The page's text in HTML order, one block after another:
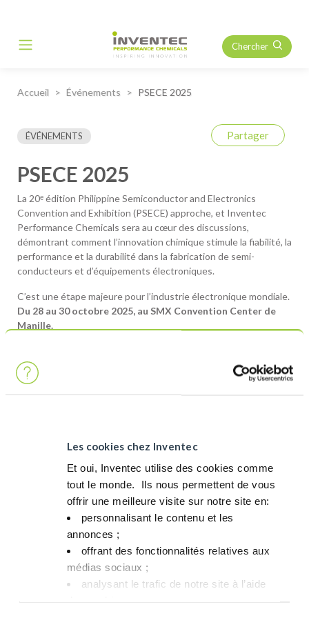
Les cookies chez Inventec
Et oui, Inventec utilise des cookies comme
tout le monde. ​ Ils nous permettent de vous
offrir une meilleure visite sur notre site en:​
personnalisant le contenu et les
annonces ;​
offrant des fonctionnalités relatives aux
médias sociaux ; ​
analysant le trafic de notre site à l’aide
Main Navigation Chercher
Accueil Événements PSECE 2025
ÉVÉNEMENTS Partager
PSECE 2025
La 20ᵉ édition Philippine Semiconductor and Electronics
Convention and Exhibition (PSECE) approche, et Inventec
Performance Chemicals sera au cœur des discussions,
démontrant comment l’innovation chimique stimule la fiabilité, la
performance et la durabilité dans la fabrication de semi-
conducteurs et d’équipements électroniques.
C’est une étape majeure pour l’industrie électronique mondiale.
Du 28 au 30 octobre 2025, au SMX Convention Center de
Manille.
dans les domaines suivants :
Nettoyage de précision
Revêtements
Venez rencontrer nos experts sur le
stand 244!
excellente occasion d’échanger avec notre équipe
d’experts, d’ingénieurs et de spécialistes de l’industrie
vous cherchiez à optimiser vos processus de fabrication,
explorer des alternatives durables ou relever des défis